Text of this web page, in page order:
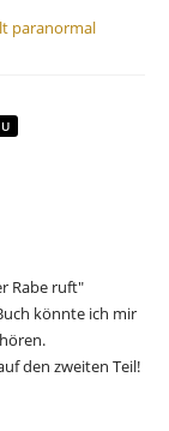
paranormal
Rabe ruft"
könnte ich mir
den zweiten Teil!